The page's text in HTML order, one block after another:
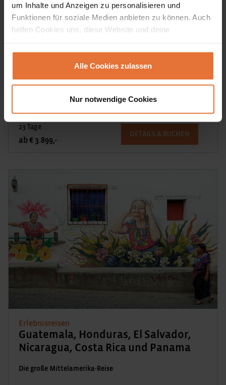
um Inhalte und Anzeigen zu personalisieren und
Funktionen für soziale Medien anbieten zu können. Auch
helfen Cookies uns, diese Website und deine
Alle Cookies zulassen
Nur notwendige Cookies
Erlebnisreisen
Guatemala mit El Salvador und Copán
Mythische Maya-Ruinen, koloniale Prachtbauten, die
landschaftlicher Highlights!
23 Tage
ab € 3.899,-
DETAILS & BUCHEN
Erlebnisreisen
Guatemala, Honduras, El Salvador,
Nicaragua, Costa Rica und Panama
Die große Mittelamerika-Reise